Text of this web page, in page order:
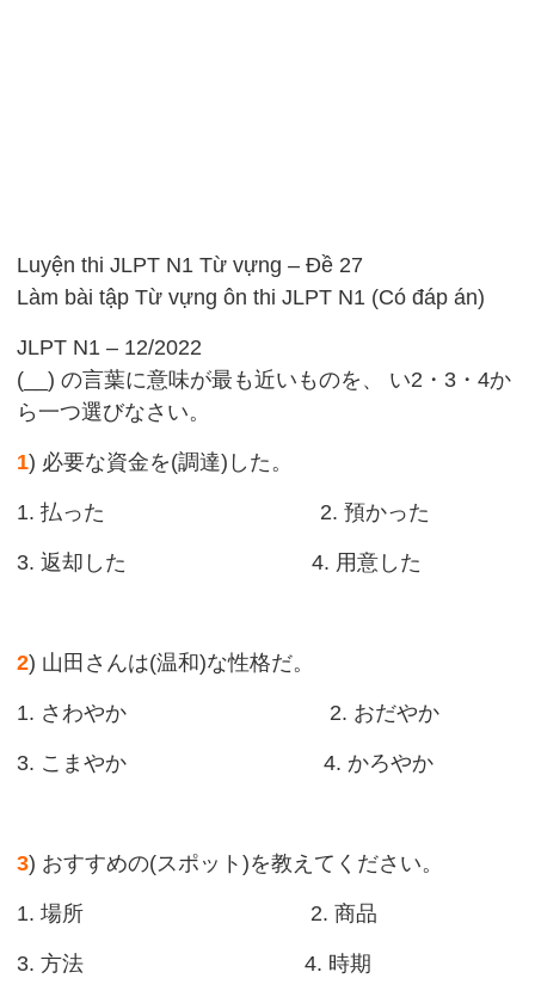
Luyện thi JLPT N1 Từ vựng – Đề 27
Làm bài tập Từ vựng ôn thi JLPT N1 (Có đáp án)
JLPT N1 – 12/2022
(__) の言葉に意味が最も近いものを、 い2・3・4か
ら一つ選びなさい。
1) 必要な資金を(調達)した。
1. 払った 2. 預かった
3. 返却した 4. 用意した
2) 山田さんは(温和)な性格だ。
1. さわやか 2. おだやか
3. こまやか 4. かろやか
3) おすすめの(スポット)を教えてください。
1. 場所 2. 商品
3. 方法 4. 時期